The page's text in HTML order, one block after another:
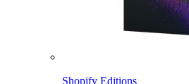
Shopify Editions